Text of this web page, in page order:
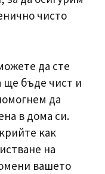
чисто
да сте
ще бъде чист и
да
в дома си.
как
на
вашето